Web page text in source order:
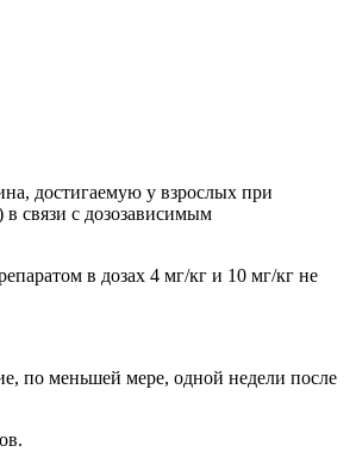
достигаемую у взрослых при
связи с дозозависимым
в дозах 4 мг/кг и 10 мг/кг не
по меньшей мере, одной недели после